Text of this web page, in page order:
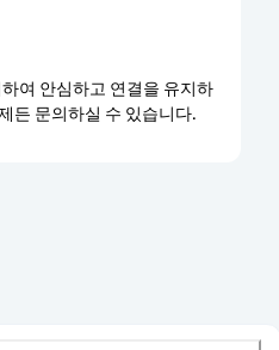
여 안심하고 연결을 유지하
든 문의하실 수 있습니다.